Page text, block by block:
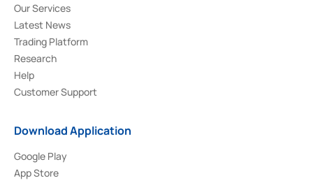
Our Services
Latest News
Trading Platform
Research
Help
Customer Support
Download Application
Google Play
App Store